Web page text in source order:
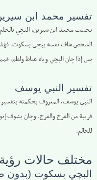
تفسير محمد ابن
بحسب محمد ابن سيرين، البچي بالحلم
الشخص شاف نفسه يبچي بسكوت،
بس إذا چان البچي وياه عياط ولطم،
تفسير النبي يوسف
النبي يوسف، المعروف بحكمته بتفسير
قريبة من الفرح والفرج. وچان يشوف
للحالم.
مختلف حالات
البچي بسكوت